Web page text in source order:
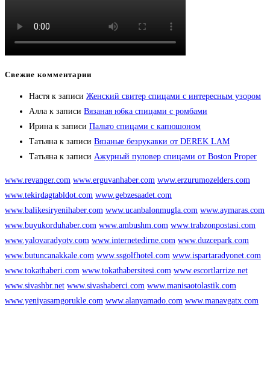
Свежие комментарии
Настя к записи Женский свитер спицами с интересным узором
Алла к записи Вязаная юбка спицами с ромбами
Ирина к записи Пальто спицами с капюшоном
Татьяна к записи Вязаные безрукавки от DEREK LAM
Татьяна к записи Ажурный пуловер спицами от Boston Proper
www.revanger.com www.erguvanhaber.com www.erzurumozelders.com
www.tekirdagtabldot.com www.gebzesaadet.com
www.balikesiryenihaber.com www.ucanbalonmugla.com www.aymaras.com
www.buyukorduhaber.com www.ambushm.com www.trabzonpostasi.com
www.yalovaradyotv.com www.internetedirne.com www.duzcepark.com
www.butuncanakkale.com www.ssgolfhotel.com www.ispartaradyonet.com
www.tokathaberi.com www.tokathabersitesi.com www.escortlarrize.net
www.sivashbr.net www.sivashaberci.com www.manisaotolastik.com
www.yeniyasamgorukle.com www.alanyamado.com www.manavgatx.com